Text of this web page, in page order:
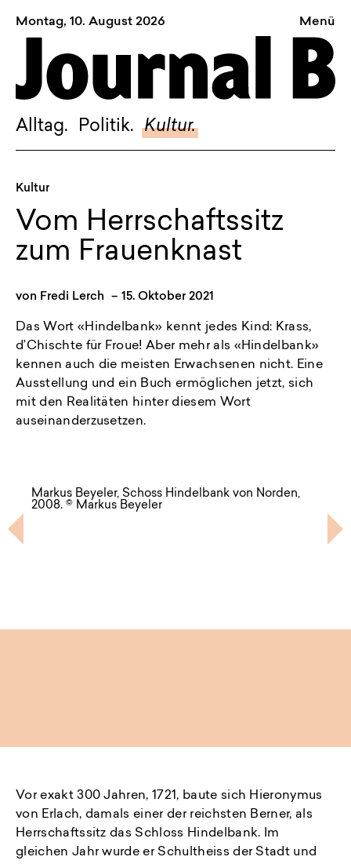
Montag, 10. August 2026
Alltag. Politik. Kultur.
Menü
Sagt, was Bern bewegt
Alltag.
Politik.
Kultur.
Dossier.
Suche.
INSTAGRAM
BLUESKY
Kultur
Vom Herrschaftssitz
zum Frauenknast
von Fredi Lerch – 15. Oktober 2021
Das Wort «Hindelbank» kennt jedes Kind: Krass,
d’Chischte für Froue! Aber mehr als «Hindelbank»
kennen auch die meisten Erwachsenen nicht. Eine
Ausstellung und ein Buch ermöglichen jetzt, sich
mit den Realitäten hinter diesem Wort
auseinanderzusetzen.
Previous
Markus Beyeler, Schoss Hindelbank von Norden,
2008. © Markus Beyeler
Vor exakt 300 Jahren, 1721, baute sich Hieronymus
von Erlach, damals einer der reichsten Berner, als
Herrschaftssitz das Schloss Hindelbank. Im
gleichen Jahr wurde er Schultheiss der Stadt und